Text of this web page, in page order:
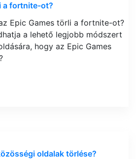
a fortnite-ot?
Epic Games törli a fortnite-ot?
a lehető legjobb módszert
hogy az Epic Games
oldalak törlése?